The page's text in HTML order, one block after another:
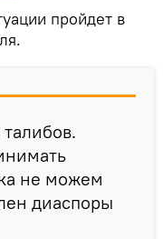
пройдет в
не можем
диаспоры